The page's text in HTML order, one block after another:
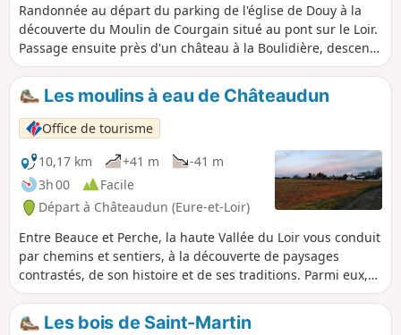
Randonnée au départ du parking de l'église de Douy à la
découverte du Moulin de Courgain situé au pont sur le Loir.
Passage ensuite près d'un château à la Boulidière, descente
sur la route entre les étangs puis sur un chemin vers la
passerelle de Vouvray jusqu'au vieux lavoir et la Chapelle
Saint-Pierre. Le retour s'effectue en partie par le même
itinéraire puis s'en écarte pour contourner les étangs de la
Basse Plaine où nous pouvons découvrir des foulques ainsi
que des hérons cendrés. La fin de la randonnée conduit à
un autre pont sur le Loir puis à proximité du Château du
Prieuré avant de regagner l'église de Douy.
Les moulins à eau de Châteaudun
Office de tourisme
10,17 km
+41 m
-41 m
3h 00
Facile
Départ à Châteaudun (Eure-et-Loir)
Entre Beauce et Perche, la haute Vallée du Loir vous conduit
par chemins et sentiers, à la découverte de paysages
contrastés, de son histoire et de ses traditions. Parmi eux,
l'existence de moulins à eau témoigne d'une des activités
qui régnaient à Châteaudun à partir du XIIIe siècle.
Les bois de Saint-Martin